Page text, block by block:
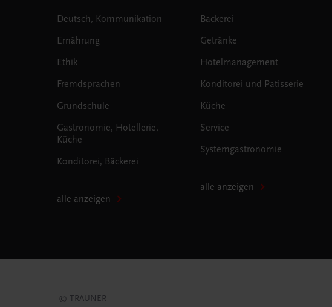
Deutsch, Kommunikation
Ernährung
Ethik
Fremdsprachen
Grundschule
Gastronomie, Hotellerie,
Küche
Konditorei, Bäckerei
alle anzeigen
Bäckerei
Getränke
Hotelmanagement
Konditorei und Patisserie
Küche
Service
Systemgastronomie
alle anzeigen
© TRAUNER